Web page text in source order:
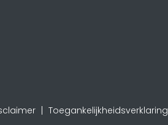
Toegankelijkheidsverklaring